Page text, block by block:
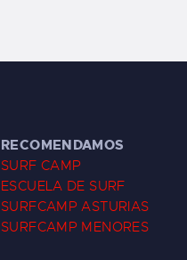
RECOMENDAMOS
SURF CAMP
ESCUELA DE SURF
SURFCAMP ASTURIAS
SURFCAMP MENORES